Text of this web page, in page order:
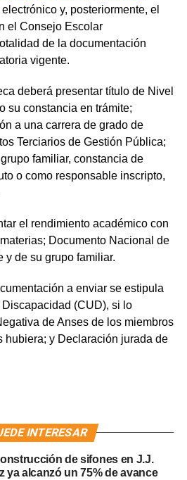
y, posteriormente, el
el Consejo Escolar
de la documentación
vigente.
deberá presentar título de Nivel
su constancia en trámite;
a una carrera de grado de
Terciarios de Gestión Pública;
familiar, constancia de
o como responsable inscripto,
el rendimiento académico con
Documento Nacional de
y de su grupo familiar.
a enviar se estipula
(CUD), si lo
de Anses de los miembros
hubiera; y Declaración jurada de
INTERESAR
de sifones en J.J.
ya alcanzó un 75% de avance